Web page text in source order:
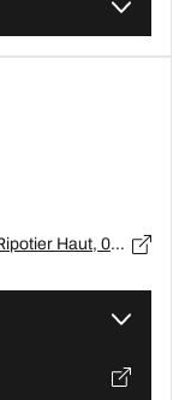
Impasse Jean Monnet Zone Industrielle Ripotier Haut, 07200 AUBENAS